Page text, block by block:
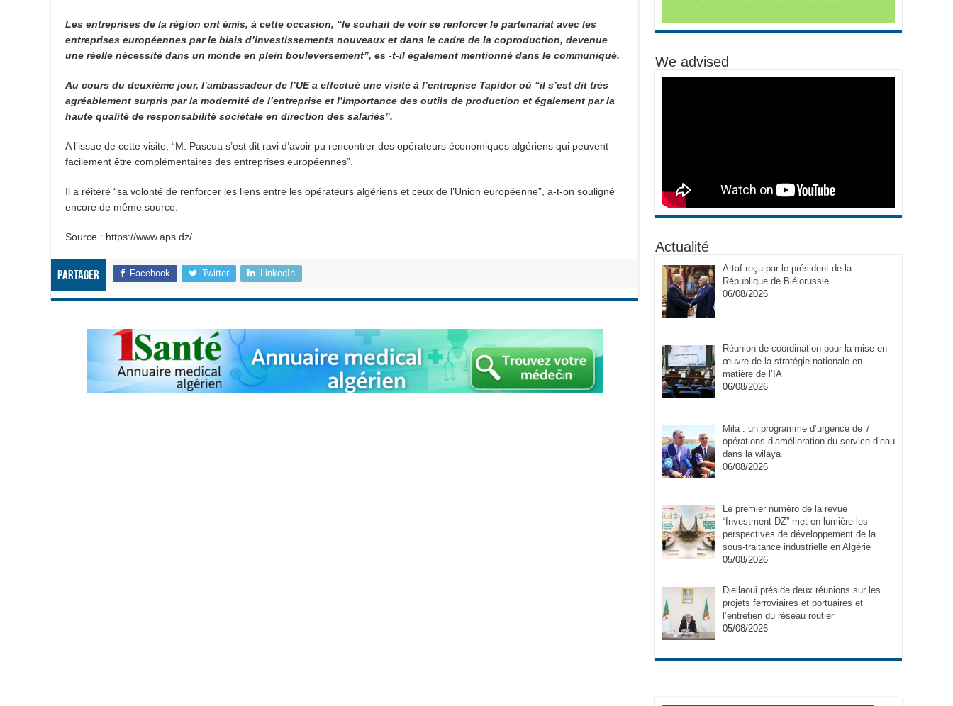
Les entreprises de la région ont émis, à cette occasion, “le souhait de voir se renforcer le partenariat avec les
entreprises européennes par le biais d’investissements nouveaux et dans le cadre de la coproduction, devenue
une réelle nécessité dans un monde en plein bouleversement”, es -t-il également mentionné dans le communiqué.
Au cours du deuxième jour, l’ambassadeur de l’UE a effectué une visité à l’entreprise Tapidor où “il s’est dit très
agréablement surpris par la modernité de l’entreprise et l’importance des outils de production et également par la
haute qualité de responsabilité sociétale en direction des salariés”.
A l’issue de cette visite, “M. Pascua s’est dit ravi d’avoir pu rencontrer des opérateurs économiques algériens qui peuvent
facilement être complémentaires des entreprises européennes”.
Il a réitéré “sa volonté de renforcer les liens entre les opérateurs algériens et ceux de l’Union européenne”, a-t-on souligné
encore de même source.
Source : https://www.aps.dz/
Partager Facebook Twitter LinkedIn
We advised
Actualité
Attaf reçu par le président de la
République de Biélorussie
06/08/2026
Réunion de coordination pour la mise en
œuvre de la stratégie nationale en
matière de l’IA
06/08/2026
Mila : un programme d’urgence de 7
opérations d’amélioration du service d’eau
dans la wilaya
06/08/2026
Le premier numéro de la revue
“Investment DZ” met en lumière les
perspectives de développement de la
sous-traitance industrielle en Algérie
05/08/2026
Djellaoui préside deux réunions sur les
projets ferroviaires et portuaires et
l’entretien du réseau routier
05/08/2026